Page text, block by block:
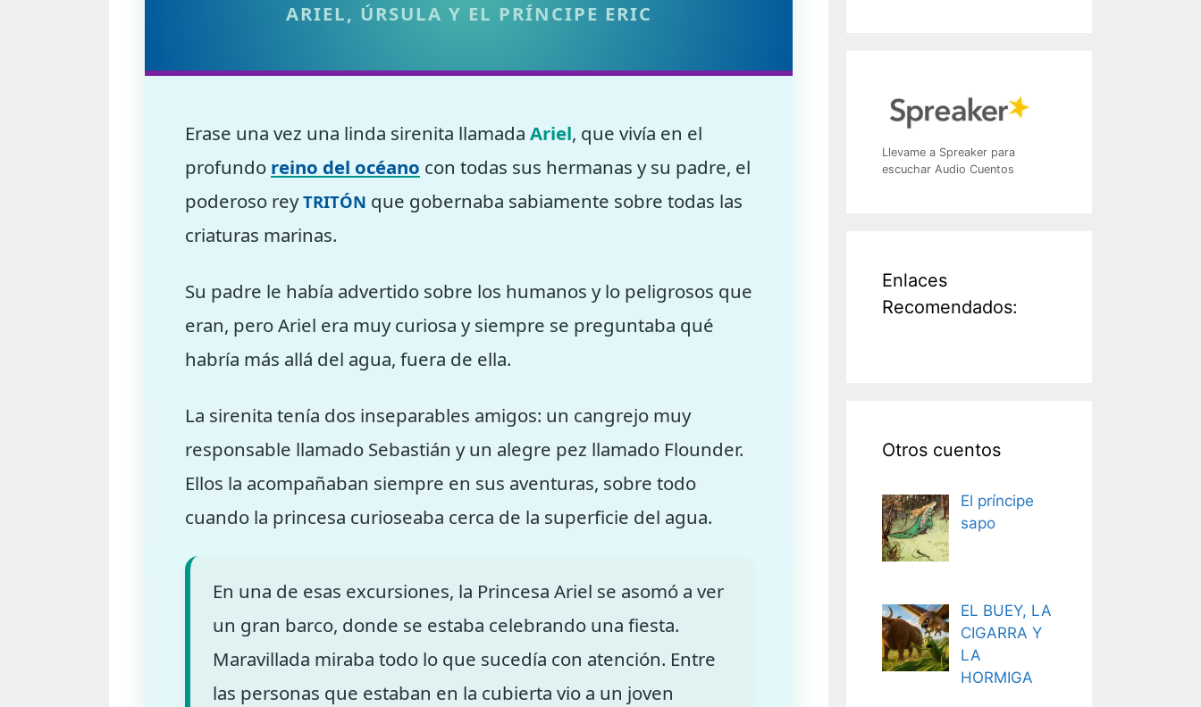
ARIEL, ÚRSULA Y EL PRÍNCIPE ERIC
Erase una vez una linda sirenita llamada Ariel, que vivía en el
profundo reino del océano con todas sus hermanas y su padre, el
poderoso reyTRITÓN que gobernaba sabiamente sobre todas las
criaturas marinas.
Su padre le había advertido sobre los humanos y lo peligrosos que
eran, pero Ariel era muy curiosa y siempre se preguntaba qué
habría más allá del agua, fuera de ella.
La sirenita tenía dos inseparables amigos: un cangrejo muy
responsable llamado Sebastián y un alegre pez llamado Flounder.
Ellos la acompañaban siempre en sus aventuras, sobre todo
cuando la princesa curioseaba cerca de la superficie del agua.
En una de esas excursiones, la Princesa Ariel se asomó a ver
un gran barco, donde se estaba celebrando una fiesta.
Maravillada miraba todo lo que sucedía con atención. Entre
las personas que estaban en la cubierta vio a un joven
Llevame a Spreaker para
escuchar Audio Cuentos
Enlaces
Recomendados:
Otros cuentos
El príncipe
sapo
EL BUEY, LA
CIGARRA Y
LA
HORMIGA